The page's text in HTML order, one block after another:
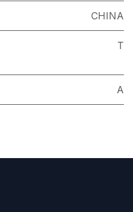
CHINA
T
A